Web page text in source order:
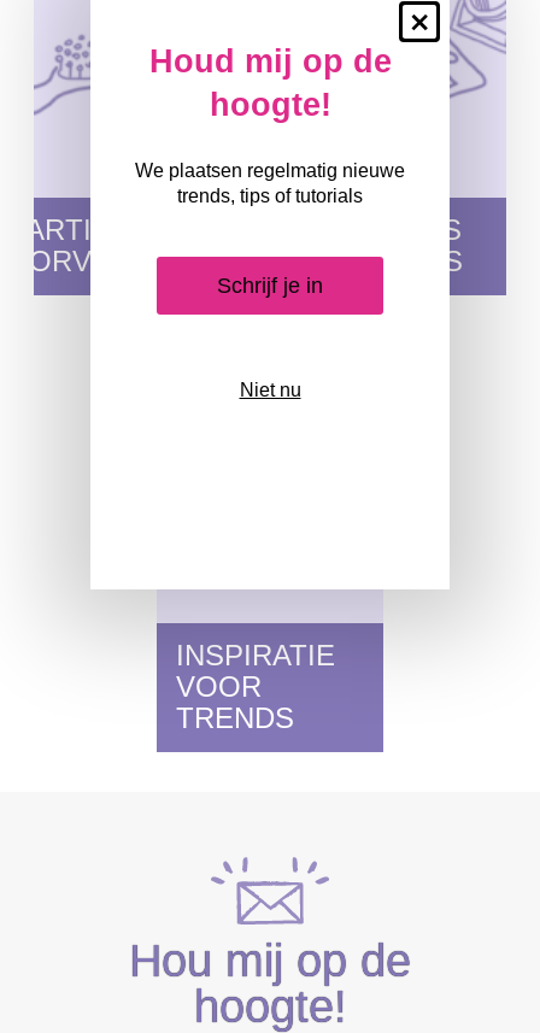
TUTORIALS
EN VIDEO'S
INSPIRATIE
VOOR
TRENDS
Hou mij op de
hoogte!
Sluiten
Houd mij op de
hoogte!
We plaatsen regelmatig nieuwe
trends, tips of tutorials
Schrijf je in
Niet nu